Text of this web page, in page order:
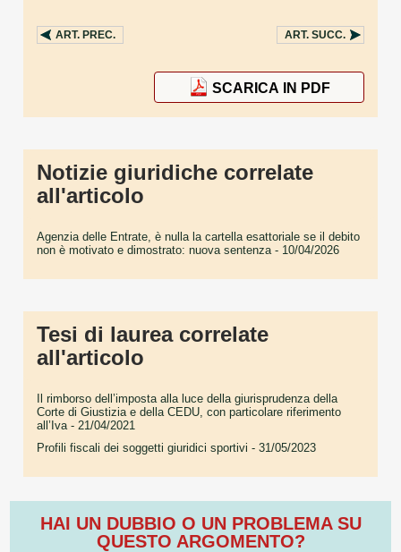
ART. PREC. ART. SUCC.
SCARICA IN PDF
Notizie giuridiche correlate
all'articolo
Agenzia delle Entrate, è nulla la cartella esattoriale se il debito
non è motivato e dimostrato: nuova sentenza - 10/04/2026
Tesi di laurea correlate
all'articolo
Il rimborso dell’imposta alla luce della giurisprudenza della
Corte di Giustizia e della CEDU, con particolare riferimento
all’Iva - 21/04/2021
Profili fiscali dei soggetti giuridici sportivi - 31/05/2023
HAI UN DUBBIO O UN PROBLEMA SU
QUESTO ARGOMENTO?